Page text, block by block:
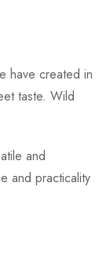
have created in
taste. Wild
and
and practicality